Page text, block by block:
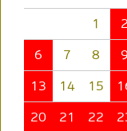
1 2
6 7 8 9
13 14 15
20 21 22